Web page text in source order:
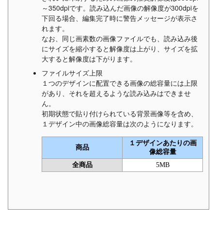
～350dpiです。読み込んだ画像の解像度が300dpiを
下回る場合、編集完了時に警告メッセージが表示さ
れます。
なお、同じ画素数の画像ファイルでも、読み込み後
にサイズを縮小すると解像度は上がり、サイズを拡
大すると解像度は下がります。
ファイルサイズ上限
１つのデザインに配置できる画像の総容量には上限
があり、それを超えるような読み込みはできませ
ん。
初期状態で貼り付けられている背景画像等を含め、
１デザイン中の画像総容量は次のようになります。